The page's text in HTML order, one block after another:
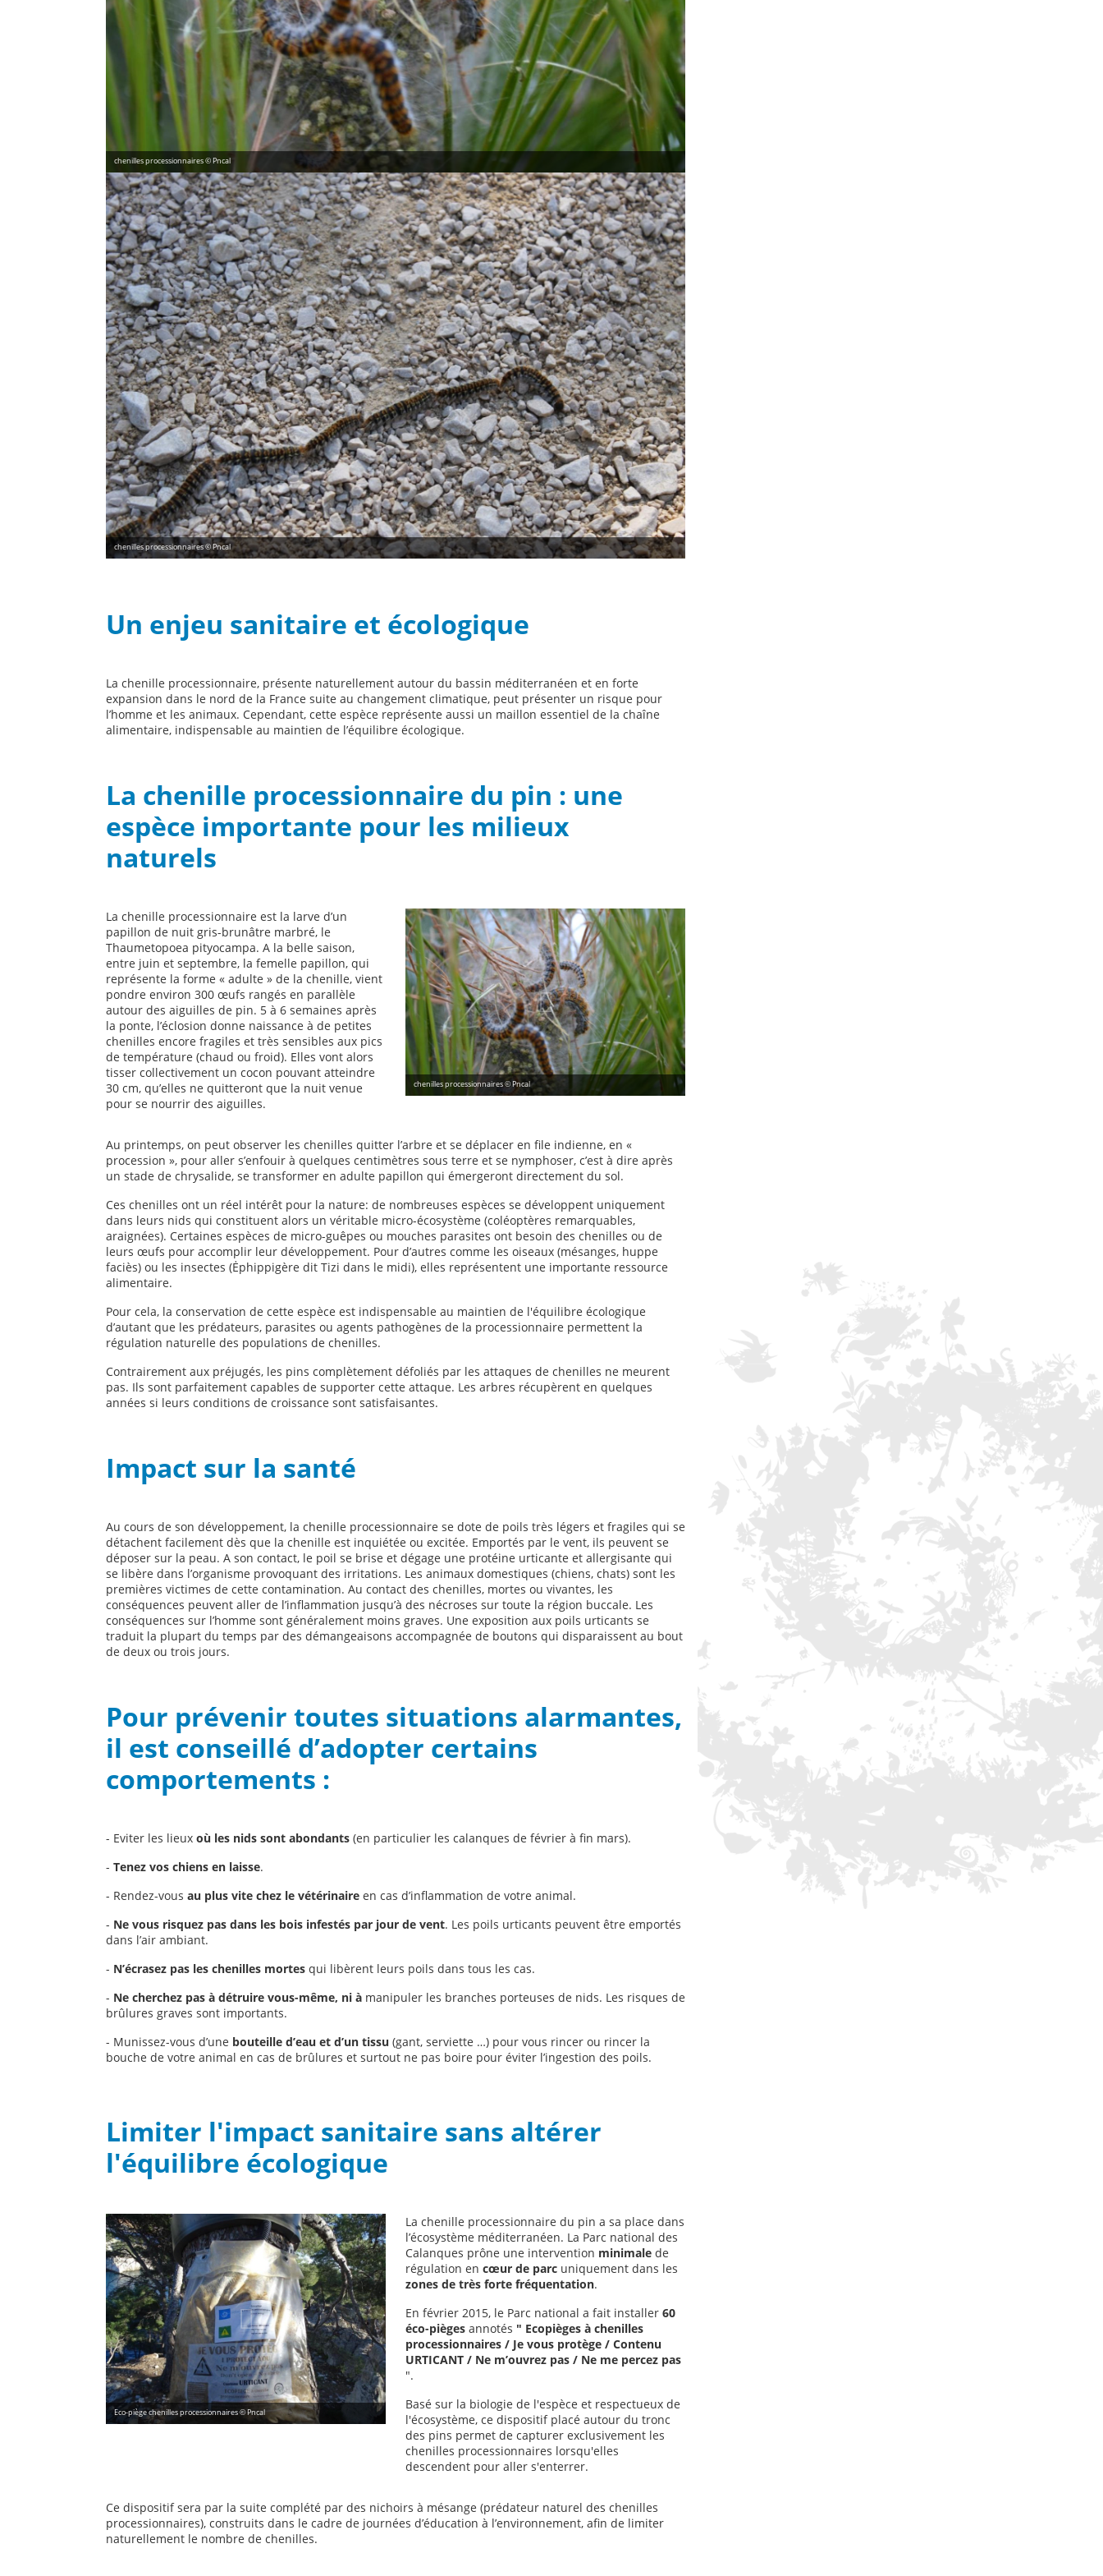
chenilles processionnaires © Pncal
chenilles processionnaires © Pncal
Un enjeu sanitaire et écologique
La chenille processionnaire, présente naturellement autour du bassin méditerranéen et en forte
expansion dans le nord de la France suite au changement climatique, peut présenter un risque pour
l’homme et les animaux. Cependant, cette espèce représente aussi un maillon essentiel de la chaîne
alimentaire, indispensable au maintien de l’équilibre écologique.
La chenille processionnaire du pin : une
espèce importante pour les milieux
naturels
La chenille processionnaire est la larve d’un
papillon de nuit gris-brunâtre marbré, le
Thaumetopoea pityocampa. A la belle saison,
entre juin et septembre, la femelle papillon, qui
représente la forme « adulte » de la chenille, vient
pondre environ 300 œufs rangés en parallèle
autour des aiguilles de pin. 5 à 6 semaines après
la ponte, l’éclosion donne naissance à de petites
chenilles encore fragiles et très sensibles aux pics
de température (chaud ou froid). Elles vont alors
tisser collectivement un cocon pouvant atteindre
30 cm, qu’elles ne quitteront que la nuit venue
pour se nourrir des aiguilles.
chenilles processionnaires © Pncal
Au printemps, on peut observer les chenilles quitter l’arbre et se déplacer en file indienne, en «
procession », pour aller s’enfouir à quelques centimètres sous terre et se nymphoser, c’est à dire après
un stade de chrysalide, se transformer en adulte papillon qui émergeront directement du sol.
Ces chenilles ont un réel intérêt pour la nature: de nombreuses espèces se développent uniquement
dans leurs nids qui constituent alors un véritable micro-écosystème (coléoptères remarquables,
araignées). Certaines espèces de micro-guêpes ou mouches parasites ont besoin des chenilles ou de
leurs œufs pour accomplir leur développement. Pour d’autres comme les oiseaux (mésanges, huppe
faciès) ou les insectes (Ėphippigère dit Tizi dans le midi), elles représentent une importante ressource
alimentaire.
Pour cela, la conservation de cette espèce est indispensable au maintien de l'équilibre écologique
d’autant que les prédateurs, parasites ou agents pathogènes de la processionnaire permettent la
régulation naturelle des populations de chenilles.
Contrairement aux préjugés, les pins complètement défoliés par les attaques de chenilles ne meurent
pas. Ils sont parfaitement capables de supporter cette attaque. Les arbres récupèrent en quelques
années si leurs conditions de croissance sont satisfaisantes.
Impact sur la santé
Au cours de son développement, la chenille processionnaire se dote de poils très légers et fragiles qui se
détachent facilement dès que la chenille est inquiétée ou excitée. Emportés par le vent, ils peuvent se
déposer sur la peau. A son contact, le poil se brise et dégage une protéine urticante et allergisante qui
se libère dans l’organisme provoquant des irritations. Les animaux domestiques (chiens, chats) sont les
premières victimes de cette contamination. Au contact des chenilles, mortes ou vivantes, les
conséquences peuvent aller de l’inflammation jusqu’à des nécroses sur toute la région buccale. Les
conséquences sur l’homme sont généralement moins graves. Une exposition aux poils urticants se
traduit la plupart du temps par des démangeaisons accompagnée de boutons qui disparaissent au bout
de deux ou trois jours.
Pour prévenir toutes situations alarmantes,
il est conseillé d’adopter certains
comportements :
- Eviter les lieux où les nids sont abondants (en particulier les calanques de février à fin mars).
- Tenez vos chiens en laisse.
- Rendez-vous au plus vite chez le vétérinaire en cas d’inflammation de votre animal.
- Ne vous risquez pas dans les bois infestés par jour de vent. Les poils urticants peuvent être emportés
dans l’air ambiant.
- N’écrasez pas les chenilles mortes qui libèrent leurs poils dans tous les cas.
- Ne cherchez pas à détruire vous-même, ni à manipuler les branches porteuses de nids. Les risques de
brûlures graves sont importants.
- Munissez-vous d’une bouteille d’eau et d’un tissu (gant, serviette …) pour vous rincer ou rincer la
bouche de votre animal en cas de brûlures et surtout ne pas boire pour éviter l’ingestion des poils.
Limiter l'impact sanitaire sans altérer
l'équilibre écologique
Eco-piège chenilles processionnaires © Pncal
La chenille processionnaire du pin a sa place dans
l’écosystème méditerranéen. La Parc national des
Calanques prône une intervention minimale de
régulation en cœur de parc uniquement dans les
zones de très forte fréquentation.
En février 2015, le Parc national a fait installer 60
éco-pièges annotés " Ecopièges à chenilles
processionnaires / Je vous protège / Contenu
URTICANT / Ne m’ouvrez pas / Ne me percez pas
".
Basé sur la biologie de l'espèce et respectueux de
l'écosystème, ce dispositif placé autour du tronc
des pins permet de capturer exclusivement les
chenilles processionnaires lorsqu'elles
descendent pour aller s'enterrer.
Ce dispositif sera par la suite complété par des nichoirs à mésange (prédateur naturel des chenilles
processionnaires), construits dans le cadre de journées d’éducation à l’environnement, afin de limiter
naturellement le nombre de chenilles.